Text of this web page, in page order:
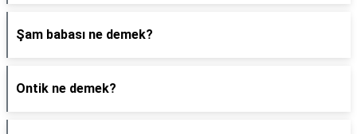
Şam babası ne demek?
Ontik ne demek?